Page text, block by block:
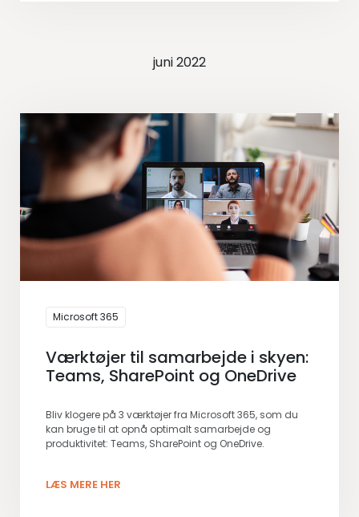
juni 2022
Microsoft 365
Værktøjer til samarbejde i skyen:
Teams, SharePoint og OneDrive
Bliv klogere på 3 værktøjer fra Microsoft 365, som du
kan bruge til at opnå optimalt samarbejde og
produktivitet: Teams, SharePoint og OneDrive.
LÆS MERE HER